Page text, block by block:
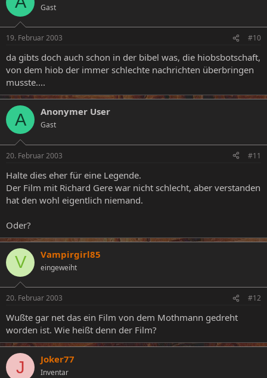
Gast
19. Februar 2003 #10
da gibts doch auch schon in der bibel was, die hiobsbotschaft,
von dem hiob der immer schlechte nachrichten überbringen
musste....
A Anonymer User
Gast
20. Februar 2003 #11
Halte dies eher für eine Legende.
Der Film mit Richard Gere war nicht schlecht, aber verstanden
hat den wohl eigentlich niemand.
Oder?
V Vampirgirl85
eingeweiht
20. Februar 2003 #12
Wußte gar net das ein Film von dem Mothmann gedreht
worden ist. Wie heißt denn der Film?
J Joker77
Inventar